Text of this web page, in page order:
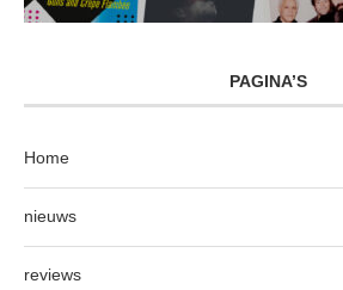
PAGINA’S
Home
nieuws
reviews